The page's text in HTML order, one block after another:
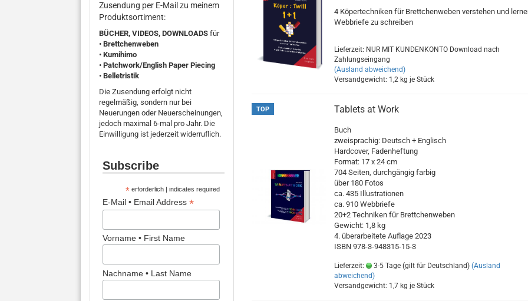
4 Köpertechniken für Brettchenweben verstehen und
Webbriefe zu schreiben
Lieferzeit: NUR MIT KUNDENKONTO Download nach
Zahlungseingang
(Ausland abweichend)
Versandgewicht: 1,2 kg je Stück
TOP Tablets at Work
Buch
zweisprachig: Deutsch + Englisch
Hardcover, Fadenheftung
Format: 17 x 24 cm
704 Seiten, durchgängig farbig
über 180 Fotos
ca. 435 Illustrationen
ca. 910 Webbriefe
20+2 Techniken für Brettchenweben
Gewicht: 1,8 kg
4. überarbeitete Auflage 2023
ISBN 978-3-948315-15-3
Lieferzeit: 3-5 Tage (gilt für Deutschland) (Ausland
abweichend)
Versandgewicht: 1,7 kg je Stück
Zusendung per E-Mail zu meinem
Produktsortiment:
BÜCHER, VIDEOS, DOWNLOADS für
• Brettchenweben
• Kumihimo
• Patchwork/English Paper Piecing
• Belletristik
Die Zusendung erfolgt nicht
regelmäßig, sondern nur bei
Neuerungen oder Neuerscheinungen,
jedoch maximal 6-mal pro Jahr. Die
Einwilligung ist jederzeit widerruflich.
Subscribe
*erforderlich | indicates required
E-Mail • Email Address*
Vorname • First Name
Nachname • Last Name